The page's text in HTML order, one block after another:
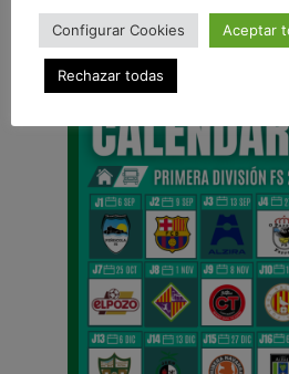
Gurpea consigue una meritoria victoria (1-5) ante Agoncillo.
CALENDARIO
Configurar Cookies Aceptar
Rechazar todas